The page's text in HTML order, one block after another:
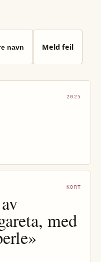
navn Meld feil
2025
KORT
med